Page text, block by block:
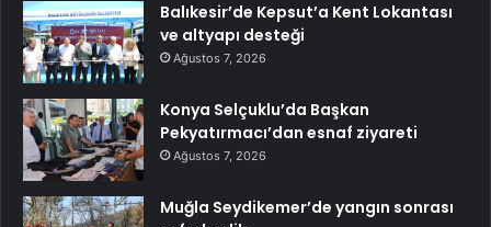
Balıkesir’de Kepsut’a Kent Lokantası
ve altyapı desteği
Ağustos 7, 2026
Konya Selçuklu’da Başkan
Pekyatırmacı’dan esnaf ziyareti
Ağustos 7, 2026
Muğla Seydikemer’de yangın sonrası